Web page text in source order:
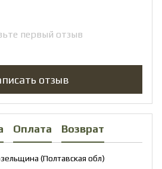
первый отзыв
отзыв
Оплата Возврат
(Полтавская обл)